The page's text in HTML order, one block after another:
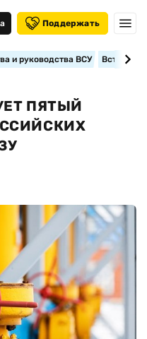
Поддержать
и руководства ВСУ
ПЯТЫЙ